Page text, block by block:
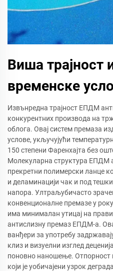
Виша трајност
временске
Извънредна трајност ЕПДМ
конкурентних производа на
облога. Овај систем премаза
услове, укључујући
150 степени Фаренхајта без
Молекуларна структура ЕПДМ
прекретни полимерски ланце
и деламинацији чак и под
напора. Ултраљубичасто
конвенционалне премазе у
има минималан утицај на
антислизну премаз ЕПДМ-а.
ванђери за употребу
клиз и визуелни изглед
поновно наношење. Отпорност
који је уобичајени узрок